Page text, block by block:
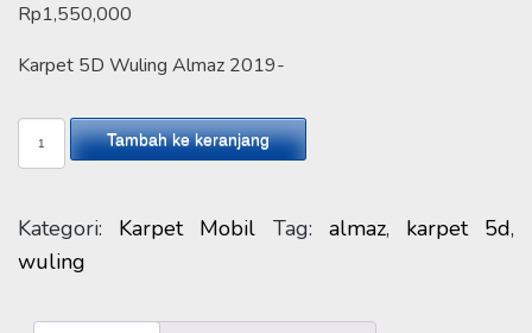
Rp1,550,000
Karpet 5D Wuling Almaz 2019-
Kuantitas
Karpet
Wuling
Almaz
FULL
Tambah ke keranjang
Kategori: Karpet Mobil Tag: almaz, karpet 5d,
wuling